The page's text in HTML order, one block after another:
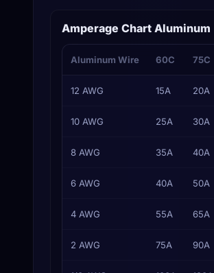
Amperage Chart Aluminum
Aluminum Wire 60C 75C
12 AWG 15A 20A
10 AWG 25A 30A
8 AWG 35A 40A
6 AWG 40A 50A
4 AWG 55A 65A
2 AWG 75A 90A